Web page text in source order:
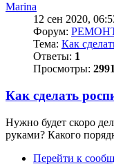
Marina
12 сен 2020,
Форум:
Тема: Как
Ответы: 1
Просмотры: 2991
Как сделать
Нужно будет скоро
руками? Какого
Перейти к